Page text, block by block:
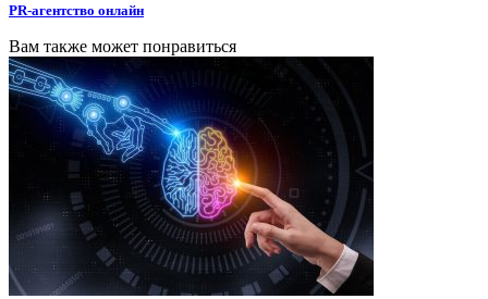
PR-агентство онлайн
Вам также может понравиться